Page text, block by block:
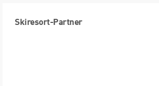
Skiresort-Partner